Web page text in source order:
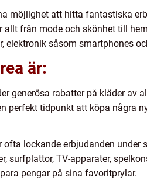
möjlighet att hitta fantastiska
från mode och skönhet till
elektronik såsom smartphones
är:
generösa rabatter på kläder av
perfekt tidpunkt att köpa några
lockande erbjudanden
surfplattor, TV-apparater,
pengar på sina favoritprylar.